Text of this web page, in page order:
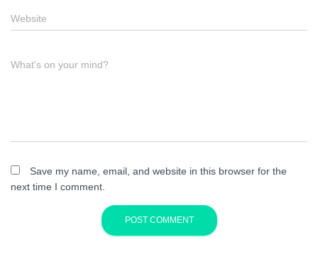
Website
What's on your mind?
Save my name, email, and website in this browser for the
next time I comment.